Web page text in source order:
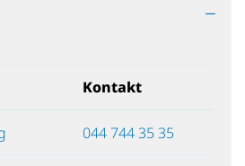
Kontakt
044 744 35 35